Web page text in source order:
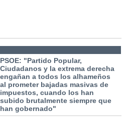
PSOE: "Partido Popular,
Ciudadanos y la extrema derecha
engañan a todos los alhameños
al prometer bajadas masivas de
impuestos, cuando los han
subido brutalmente siempre que
han gobernado"